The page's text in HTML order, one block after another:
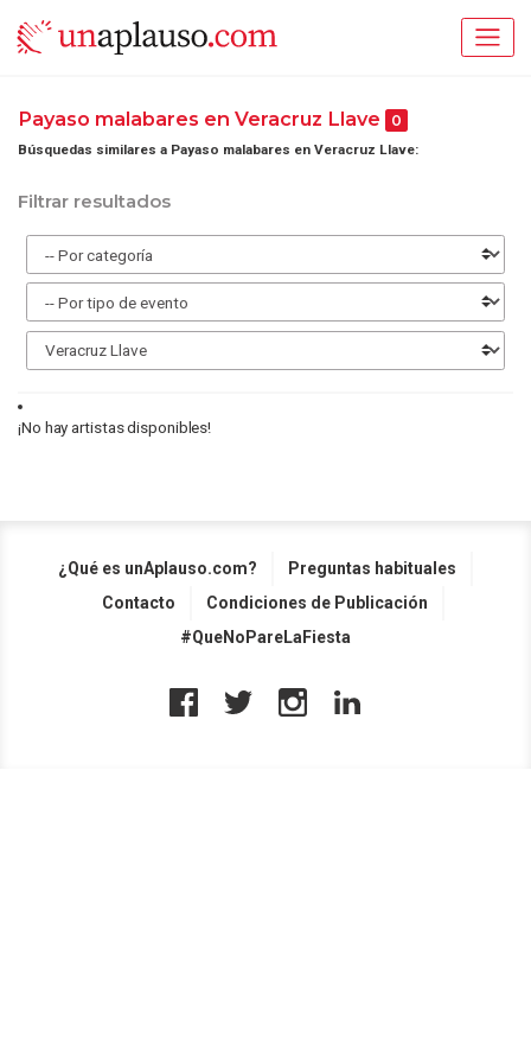
Payaso malabares en Veracruz Llave 0
Búsquedas similares a Payaso malabares en Veracruz Llave:
Filtrar resultados
¡No hay artistas disponibles!
¿Qué es unAplauso.com?
Preguntas habituales
Contacto
Condiciones de Publicación
#QueNoPareLaFiesta